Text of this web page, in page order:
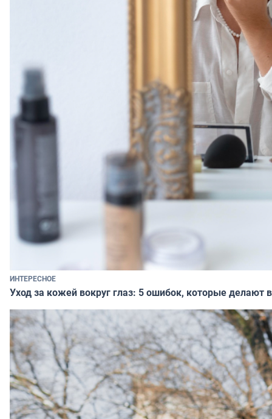
ИНТЕРЕСНОЕ
Уход за кожей вокруг глаз: 5 ошибок, которые делают